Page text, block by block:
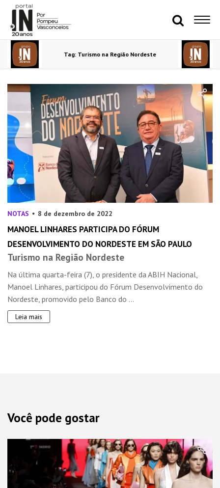
Tag: Turismo na Região Nordeste
NOTAS 8 de dezembro de 2022
MANOEL LINHARES PARTICIPA DO FÓRUM
DESENVOLVIMENTO DO NORDESTE EM SÃO PAULO
Turismo na Região Nordeste
Na última quarta-feira (7), o presidente da ABIH Nacional,
Manoel Linhares, participou do Fórum Desenvolvimento do
Nordeste, promovido pelo Banco do ...
Leia mais
Você pode gostar